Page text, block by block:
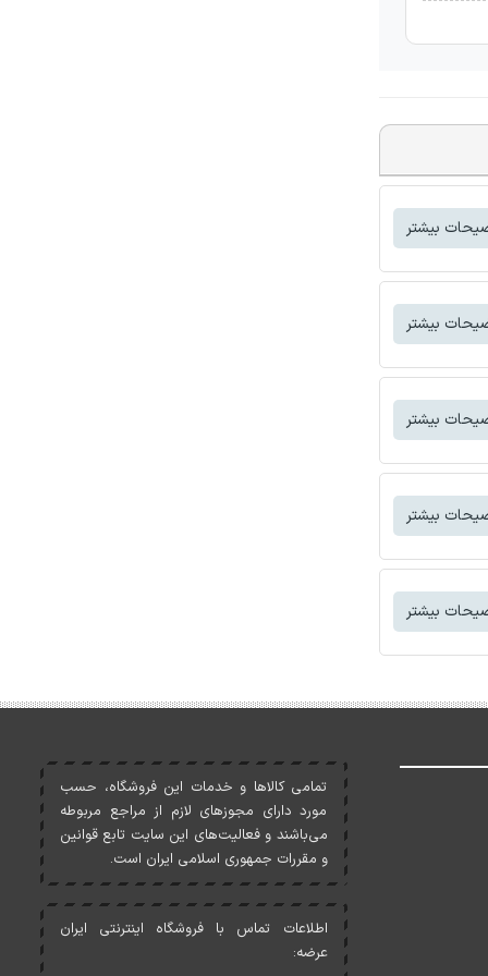
بیشتر
بیشتر
بیشتر
بیشتر
بیشتر
تمامی کالاها و خدمات اين فروشگاه، حسب
مورد دارای مجوزهای لازم از مراجع مربوطه
می‌باشند و فعاليت‌های اين سايت تابع قوانين
و مقررات جمهوری اسلامی ايران است.
اطلاعات تماس با فروشگاه اینترنتی ایران
عرضه: